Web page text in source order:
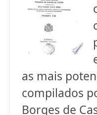
as mais
compilados
Borges de